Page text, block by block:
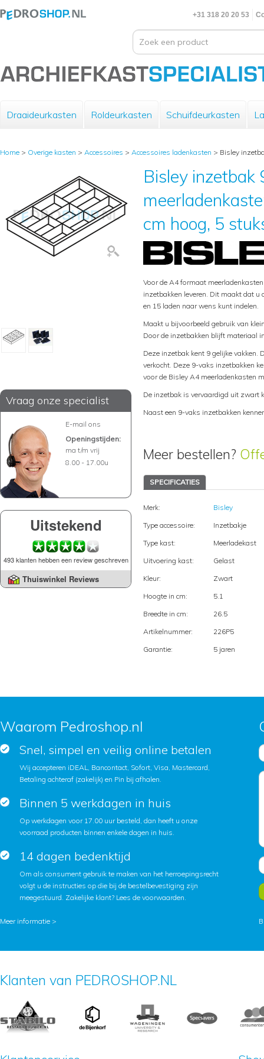
+31 318 20 20 53
Draaideurkasten Roldeurkasten Schuifdeurkasten
Home > Overige kasten > Accessoires > Accessoires ladenkasten > Bisley
Vraag onze specialist
E-mail ons
Openingstijden:
ma t/m vrij
8.00 - 17.00u
Uitstekend
493 klanten hebben een review geschreven
Thuiswinkel Reviews
Bisley inzetbak
cm hoog, 5
Voor de A4 formaat
inzetbakken leveren. Dit maakt dat u
en 15 laden naar wens kunt indelen.
Maakt u bijvoorbeeld gebruik van
Door de inzetbakken blijft materiaal
Deze inzetbak kent 9 gelijke vakken.
verkocht. Deze 9-vaks inzetbakken
voor de Bisley A4 meerladenkasten
De inzetbak is vervaardigd uit zwart
Naast een 9-vaks inzetbakken
Meer bestellen?
SPECIFICATIES
Merk:
Bisley
Type accessoire:
Inzetbakje
Type kast:
Meerladekast
Uitvoering kast:
Gelast
Kleur:
Zwart
Hoogte in cm:
5.1
Breedte in cm:
26.5
Artikelnummer:
226P5
Garantie:
5 jaren
Waarom Pedroshop.nl
Snel, simpel en veilig online betalen
Wij accepteren iDEAL, Bancontact, Sofort, Visa, Mastercard,
Betaling achteraf (zakelijk) en Pin bij afhalen.
Binnen 5 werkdagen in huis
Op werkdagen voor 17.00 uur besteld, dan heeft u onze
voorraad producten binnen enkele dagen in huis.
14 dagen bedenktijd
Om als consument gebruik te maken van het herroepingsrecht
volgt u de instructies op die bij de bestelbevestiging zijn
meegestuurd. Zakelijke klant? Lees de voorwaarden.
Meer informatie >
Klanten van PEDROSHOP.NL